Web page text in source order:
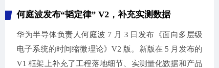
何庭波发布“韬定律” V2，补充实测数据
华为半导体负责人何庭波 7 月 3 日发布《面向多层级
电子系统的时间缩微理论》V2 版。新版在 5 月发布的
V1 框架上补充了工程落地细节、实测量化数据和产品